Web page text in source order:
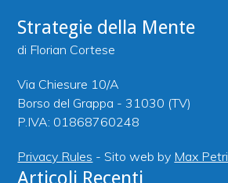
Strategie della Mente
di Florian Cortese
Via Chiesure 10/A
Borso del Grappa - 31030 (TV)
P.IVA: 01868760248
Privacy Rules - Sito web by Max Petri
Articoli Recenti